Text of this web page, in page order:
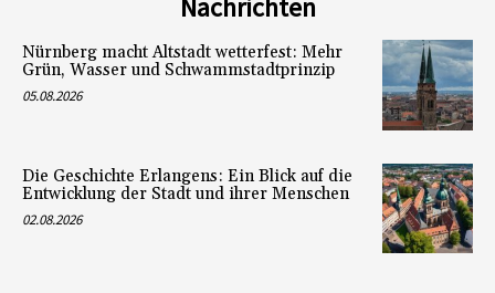
Nachrichten
Nürnberg macht Altstadt wetterfest: Mehr
Grün, Wasser und Schwammstadtprinzip
05.08.2026
Die Geschichte Erlangens: Ein Blick auf die
Entwicklung der Stadt und ihrer Menschen
02.08.2026